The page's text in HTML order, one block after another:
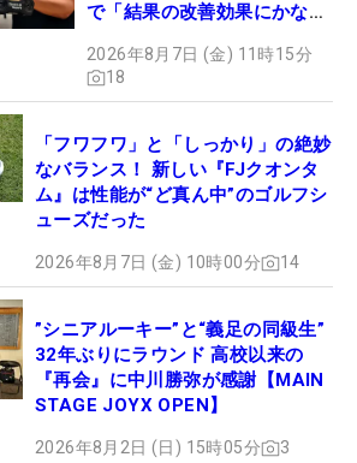
で「結果の改善効果にかなり
2026年8月7日 (金) 11時15分
18
「フワフワ」と「しっかり」の絶妙
なバランス！ 新しい『FJクオンタ
ム』は性能が“ど真ん中”のゴルフシ
ューズだった
2026年8月7日 (金) 10時00分 14
”シニアルーキー”と“義足の同級生”
32年ぶりにラウンド 高校以来の
『再会』に中川勝弥が感謝【MAIN
STAGE JOYX OPEN】
2026年8月2日 (日) 15時05分 3